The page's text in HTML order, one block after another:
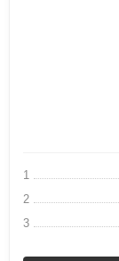
1
2
3